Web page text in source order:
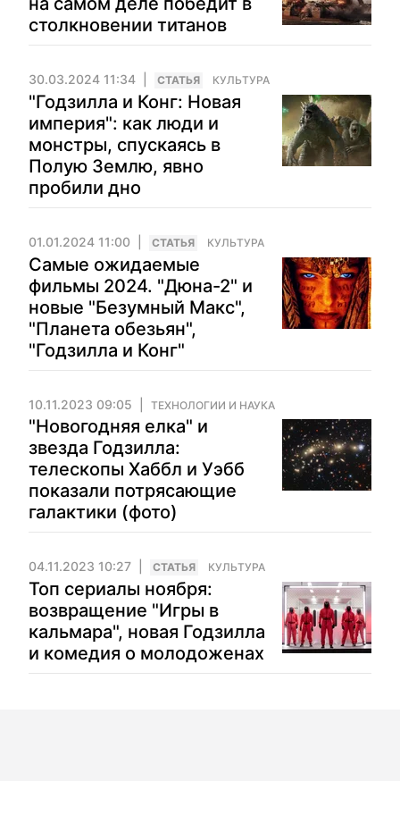
столкновении титанов
30.03.2024 11:34 CТАТЬЯ КУЛЬТУРА
"Годзилла и Конг: Новая
империя": как люди и
монстры, спускаясь в
Полую Землю, явно
пробили дно
01.01.2024 11:00 CТАТЬЯ КУЛЬТУРА
Самые ожидаемые
фильмы 2024. "Дюна-2" и
новые "Безумный Макс",
"Планета обезьян",
"Годзилла и Конг"
10.11.2023 09:05 ТЕХНОЛОГИИ И НАУКА
"Новогодняя елка" и
звезда Годзилла:
телескопы Хаббл и Уэбб
показали потрясающие
галактики (фото)
04.11.2023 10:27 CТАТЬЯ КУЛЬТУРА
Топ сериалы ноября:
возвращение "Игры в
кальмара", новая Годзилла
и комедия о молодоженах